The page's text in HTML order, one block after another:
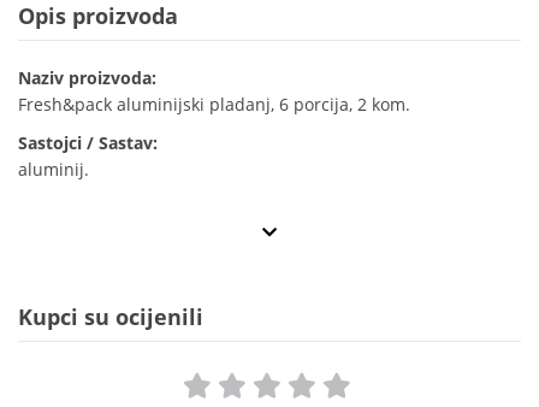
Opis proizvoda
Naziv proizvoda:
Fresh&pack aluminijski pladanj, 6 porcija, 2 kom.
Sastojci / Sastav:
aluminij.
Kupci su ocijenili